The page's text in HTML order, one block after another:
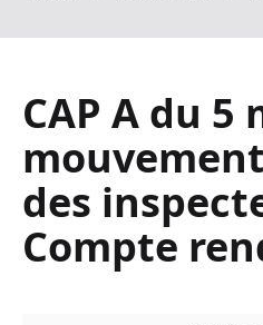
CAP A du 5
des
Compte